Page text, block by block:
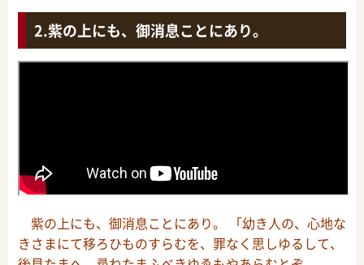
紫の上にも、御消息ことにあり。
紫の上にも、御消息ことにあり。 「幼き人の、心地な
きさまにて移ろひものすらむを、罪なく思しゆるして、